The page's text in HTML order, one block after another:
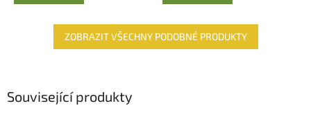
ZOBRAZIT VŠECHNY PODOBNÉ PRODUKTY
Související produkty